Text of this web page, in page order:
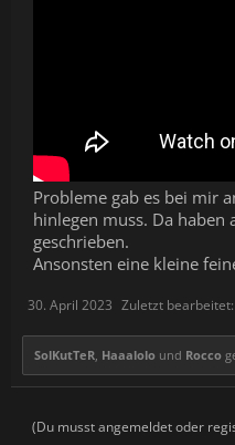
Probleme gab es bei mir
hinlegen muss. Da haben
geschrieben.
Ansonsten eine kleine
30. April 2023 Zuletzt bearbeitet:
SolKutTeR, Haaalolo und Rocco
(Du musst angemeldet oder